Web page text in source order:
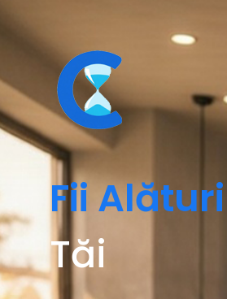
Fii Alături
Tăi